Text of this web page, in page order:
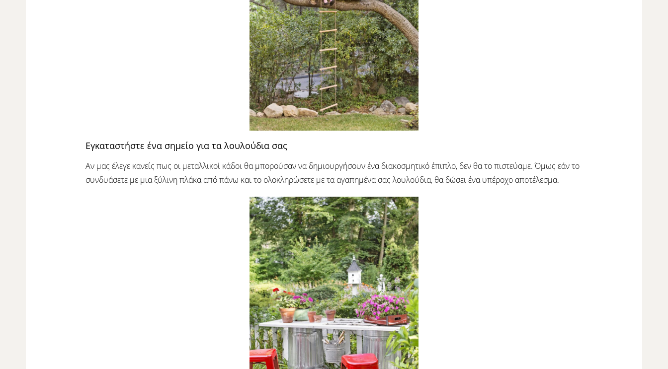
Εγκαταστήστε ένα σημείο για τα λουλούδια σας
Αν μας έλεγε κανείς πως οι μεταλλικοί κάδοι θα μπορούσαν να δημιουργήσουν ένα διακοσμητικό έπιπλο, δεν θα το πιστεύαμε. Όμως εάν το
συνδυάσετε με μια ξύλινη πλάκα από πάνω και το ολοκληρώσετε με τα αγαπημένα σας λουλούδια, θα δώσει ένα υπέροχο αποτέλεσμα.